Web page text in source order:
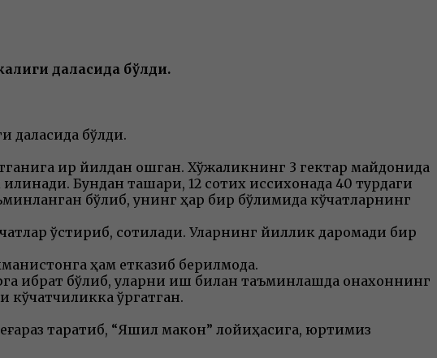
даласида бўлди.
даласида бўлди.
қирқ йилдан ошган. Хўжаликнинг 3 гектар майдонида
Бундан ташқари, 12 сотих иссиқхонада 40 турдаги
бўлиб, унинг ҳар бир бўлимида кўчатларнинг
ўстириб, сотилади. Уларнинг йиллик даромади бир
ҳам етказиб берилмоқда.
ибрат бўлиб, уларни иш билан таъминлашда онахоннинг
кўчатчиликка ўргатган.
тарқатиб, “Яшил макон” лойиҳасига, юртимиз